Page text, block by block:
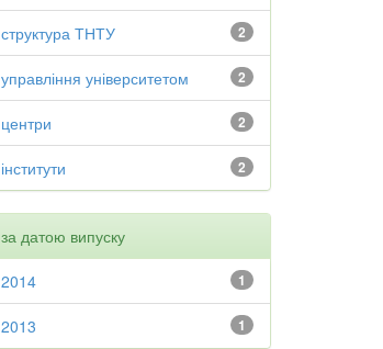
2
структура ТНТУ
2
управління університетом
2
центри
2
інститути
за датою випуску
1
2014
1
2013